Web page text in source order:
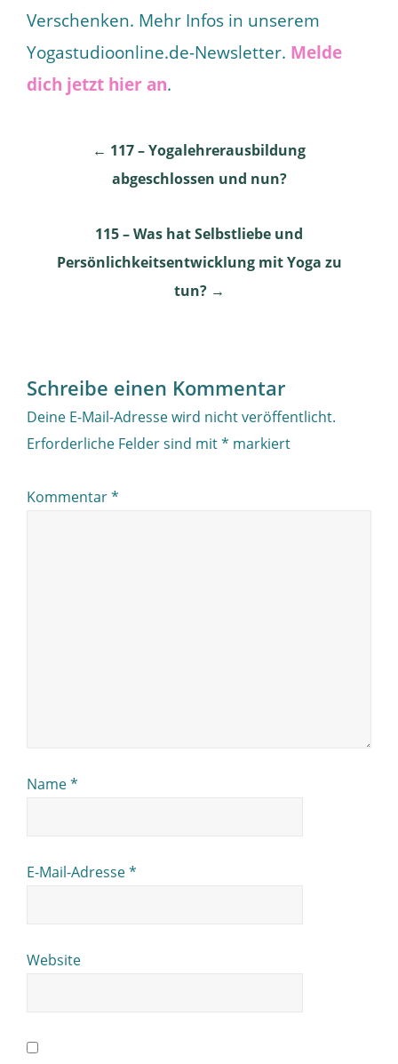
Verschenken. Mehr Infos in unserem
Yogastudioonline.de-Newsletter. Melde
dich jetzt hier an.
Post
navigation
← 117 – Yogalehrerausbildung
abgeschlossen und nun?
115 – Was hat Selbstliebe und
Persönlichkeitsentwicklung mit Yoga zu
tun? →
Schreibe einen Kommentar
Deine E-Mail-Adresse wird nicht veröffentlicht.
Erforderliche Felder sind mit* markiert
Kommentar*
Name*
E-Mail-Adresse*
Website